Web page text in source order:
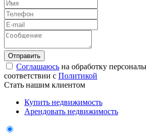
Соглашаюсь на обработку
соответствии с Политикой
Стать нашим клиентом
Купить недвижимость
Арендовать недвижимость